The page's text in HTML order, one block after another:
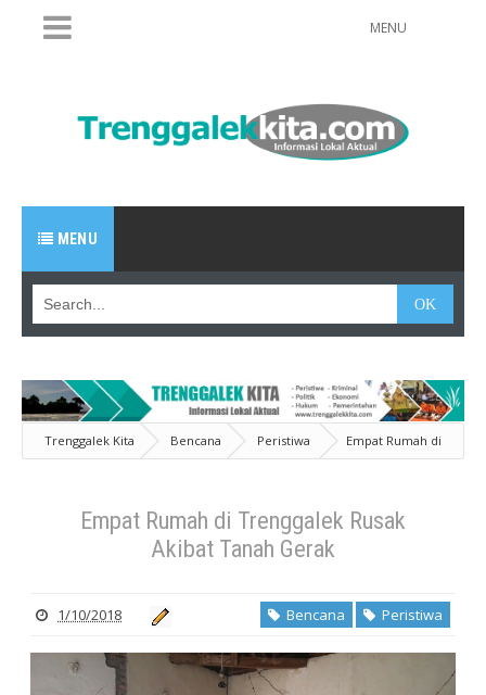
MENU
MENU
Trenggalek Kita Bencana Peristiwa
Empat Rumah di
Trenggalek Rusak Akibat Tanah Gerak
Empat Rumah di Trenggalek Rusak
Akibat Tanah Gerak
1/10/2018 Bencana Peristiwa